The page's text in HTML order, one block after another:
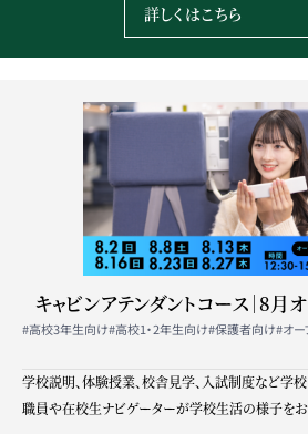
詳しくはこちら
キャビンアテンダントコース｜8月
#高校3年生向け#高校1・2年生向け#保護者向け#オー
学校説明、体験授業、校舎見学、入試制度など学
職員や在校生ナビゲーターが学校生活の様子をお